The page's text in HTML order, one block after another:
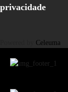
privacidade
Celeuma